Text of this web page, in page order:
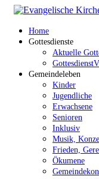
Home
Gottesdienste
Aktuelle
Gemeindeleben
Kinder
Jugendliche
Erwachsene
Senioren
Inklusiv
Musik,
Frieden,
Ökumene